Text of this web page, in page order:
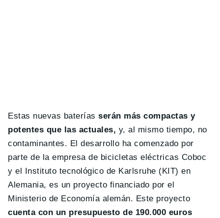
Estas nuevas bateríasserán más compactas y
potentes que las actuales, y, al mismo tiempo, no
contaminantes. El desarrollo ha comenzado por
parte de la empresa de bicicletas eléctricas Coboc
y el Instituto tecnológico de Karlsruhe (KIT) en
Alemania, es un proyecto financiado por el
Ministerio de Economía alemán. Este proyecto
cuenta con un presupuesto de 190.000 euros